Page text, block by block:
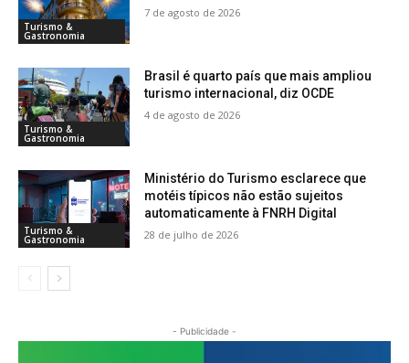
Turismo &
Gastronomia
7 de agosto de 2026
Turismo &
Gastronomia
Brasil é quarto país que mais ampliou
turismo internacional, diz OCDE
4 de agosto de 2026
Turismo &
Gastronomia
Ministério do Turismo esclarece que
motéis típicos não estão sujeitos
automaticamente à FNRH Digital
28 de julho de 2026
- Publicidade -